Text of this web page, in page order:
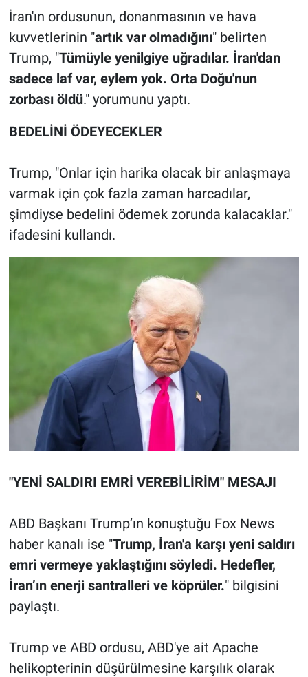
İran'ın ordusunun, donanmasının ve hava
kuvvetlerinin "artık var olmadığını" belirten
Trump, "Tümüyle yenilgiye uğradılar. İran'dan
sadece laf var, eylem yok. Orta Doğu'nun
zorbası öldü." yorumunu yaptı.
BEDELİNİ ÖDEYECEKLER
Trump, "Onlar için harika olacak bir anlaşmaya
varmak için çok fazla zaman harcadılar,
şimdiyse bedelini ödemek zorunda kalacaklar."
ifadesini kullandı.
"YENİ SALDIRI EMRİ VEREBİLİRİM" MESAJI
ABD Başkanı Trump’ın konuştuğu Fox News
haber kanalı ise "Trump, İran'a karşı yeni saldırı
emri vermeye yaklaştığını söyledi. Hedefler,
İran’ın enerji santralleri ve köprüler." bilgisini
paylaştı.
Trump ve ABD ordusu, ABD'ye ait Apache
helikopterinin düşürülmesine karşılık olarak